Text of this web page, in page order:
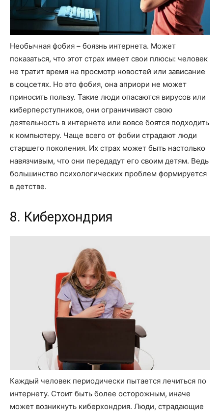
Необычная фобия – боязнь интернета. Может
показаться, что этот страх имеет свои плюсы: человек
не тратит время на просмотр новостей или зависание
в соцсетях. Но это фобия, она априори не может
приносить пользу. Такие люди опасаются вирусов или
киберперступников, они ограничивают свою
деятельность в интернете или вовсе боятся подходить
к компьютеру. Чаще всего от фобии страдают люди
старшего поколения. Их страх может быть настолько
навязчивым, что они передадут его своим детям. Ведь
большинство психологических проблем формируется
в детстве.
8. Киберхондрия
Каждый человек периодически пытается лечиться по
интернету. Стоит быть более осторожным, иначе
может возникнуть киберхондрия. Люди, страдающие